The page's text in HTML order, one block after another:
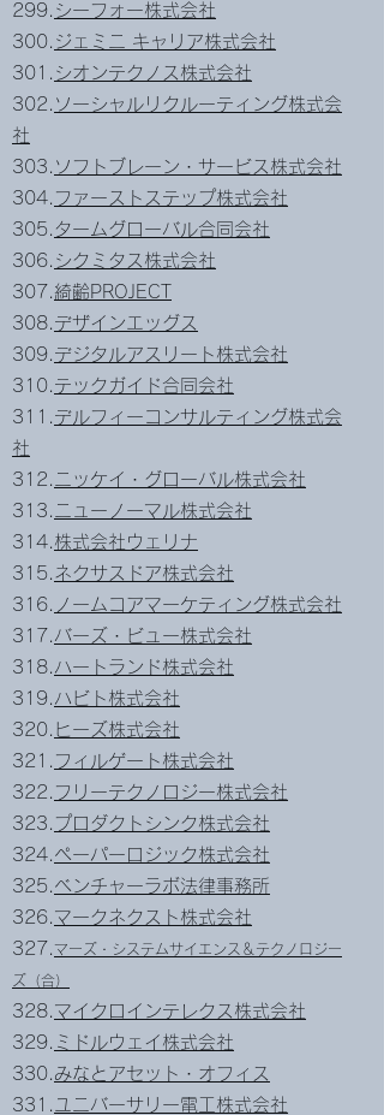
299. シーフォー株式会社
300. ジェミニ キャリア株式会社
301. シオンテクノス株式会社
302. ソーシャルリクルーティング株式会
社
303. ソフトブレーン・サービス株式会社
304. ファーストステップ株式会社
305.​ タームグローバル合同会社
306. シクミタス株式会社
307.綺齢PROJECT
308. デザインエッグス
309. デジタルアスリート株式会社
310. テックガイド合同会社
311. デルフィーコンサルティング株式会
社
312. ニッケイ・グローバル株式会社
313. ニューノーマル株式会社
314. 株式会社ウェリナ
315. ネクサスドア株式会社
316. ノームコアマーケティング株式会社
317. バーズ・ビュー株式会社
318. ハートランド株式会社
319. ハビト株式会社
320. ヒーズ株式会社
321. フィルゲート株式会社
322. フリーテクノロジー株式会社
323. プロダクトシンク株式会社
324. ペーパーロジック株式会社
325. ベンチャーラボ法律事務所
326. マークネクスト株式会社
327.マーズ・システムサイエンス＆テクノロジー
ズ（合）
328. マイクロインテレクス株式会社
329. ミドルウェイ株式会社
330. みなとアセット・オフィス
331. ユニバーサリー電工株式会社